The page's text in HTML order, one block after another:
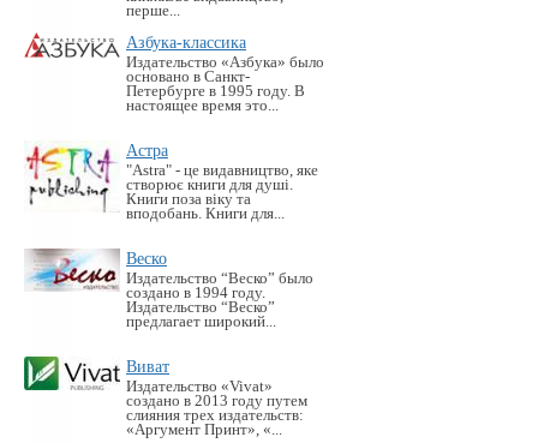
перше...
Азбука-классика
Издательство «Азбука» было
основано в Санкт-
Петербурге в 1995 году. В
настоящее время это...
Астра
"Astra" - це видавництво, яке
створює книги для душі.
Книги поза віку та
вподобань. Книги для...
Веско
Издательство “Веско” было
создано в 1994 году.
Издательство “Веско”
предлагает широкий...
Виват
Издательство «Vivat»
создано в 2013 году путем
слияния трех издательств:
«Аргумент Принт», «...